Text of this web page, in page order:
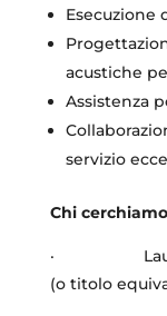
Esecuzione
acustiche
Assistenza
servizio
Chi cerchiamo
· Laurea
(o titolo